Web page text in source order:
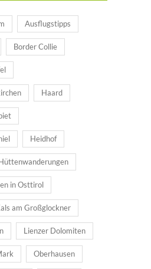
Ausflugstipps
Border Collie
Haard
Heidhof
in Osttirol
am Großglockner
Lienzer Dolomiten
Oberhausen